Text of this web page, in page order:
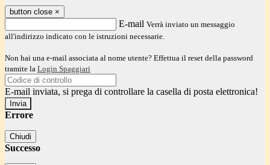
button close ×
E-mail Verrà inviato un messaggio
all'indirizzo indicato con le istruzioni necessarie.
Non hai una e-mail associata al nome utente? Effettua il reset della password
tramite la Login Spaggiari
E-mail inviata, si prega di controllare la casella di posta elettronica!
Errore
Chiudi
Successo